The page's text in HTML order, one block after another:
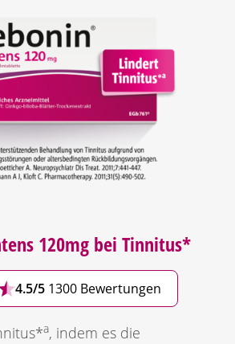
120mg bei Tinnitus*
4.5/5 1300 Bewertungen
a, indem es die